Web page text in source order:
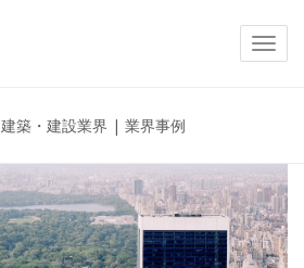
メ
建築・建設業界 | 業界事例